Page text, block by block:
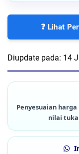
❓ Lihat
Diupdate pada: 14
Penyesuaian
nilai